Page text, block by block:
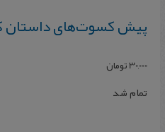
پیش کسوت‌های داستان
30,000تومان
تمام شد